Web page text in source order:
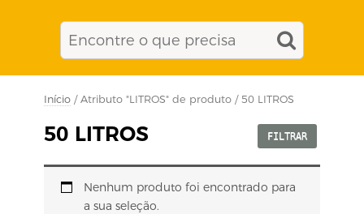
Início / Atributo "LITROS" de produto / 50 LITROS
50 LITROS FILTRAR
Nenhum produto foi encontrado para
a sua seleção.